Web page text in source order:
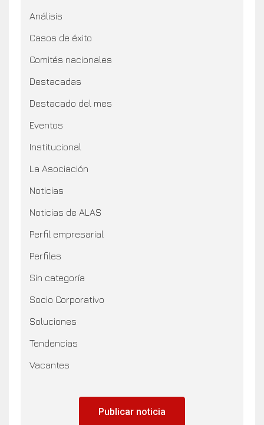
Análisis
Casos de éxito
Comités nacionales
Destacadas
Destacado del mes
Eventos
Institucional
La Asociación
Noticias
Noticias de ALAS
Perfil empresarial
Perfiles
Sin categoría
Socio Corporativo
Soluciones
Tendencias
Vacantes
Publicar noticia